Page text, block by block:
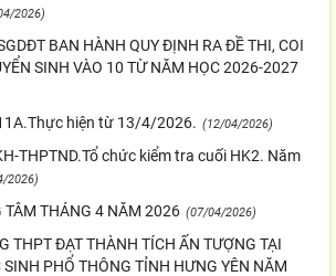
2026)
BAN HÀNH QUY ĐỊNH RA ĐỀ THI, COI
SINH VÀO 10 TỪ NĂM HỌC 2026-2027
hiện từ 13/4/2026. (12/04/2026)
THPTND.Tổ chức kiểm tra cuối HK2. Năm
2026)
TÂM THÁNG 4 NĂM 2026 (07/04/2026)
THPT ĐẠT THÀNH TÍCH ẤN TƯỢNG TẠI
PHỔ THÔNG TỈNH HƯNG YÊN NĂM